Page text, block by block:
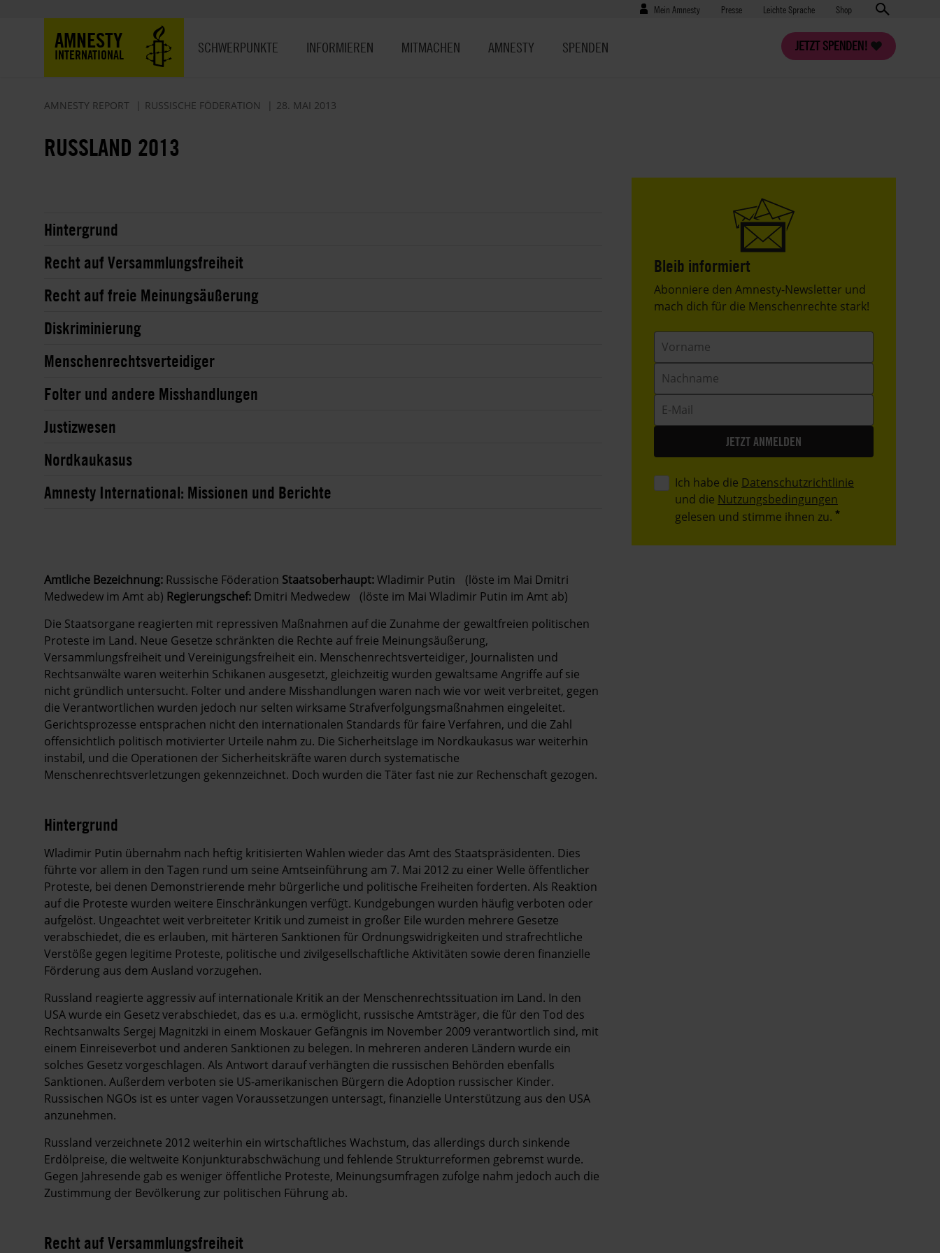
Benutzermenü
Mein Amnesty Presse
Presse Leichte Sprache Shop
AMNESTY
INTERNATIONAL
JETZT SPENDEN!
SCHWERPUNKTE INFORMIEREN MITMACHEN AMNESTY SPENDEN
AMNESTY REPORT RUSSISCHE FÖDERATION 28. MAI 2013
RUSSLAND 2013
Hintergrund
Recht auf Versammlungsfreiheit
Recht auf freie Meinungsäußerung
Diskriminierung
Menschenrechtsverteidiger
Folter und andere Misshandlungen
Justizwesen
Nordkaukasus
Amnesty International: Missionen und Berichte
Amtliche Bezeichnung: Russische Föderation Staatsoberhaupt:Wladimir Putin (löste im Mai Dmitri
Medwedew im Amt ab) Regierungschef: Dmitri Medwedew (löste im Mai Wladimir Putin im Amt ab)
Die Staatsorgane reagierten mit repressiven Maßnahmen auf die Zunahme der gewaltfreien politischen
Proteste im Land. Neue Gesetze schränkten die Rechte auf freie Meinungsäußerung,
Versammlungsfreiheit und Vereinigungsfreiheit ein. Menschenrechtsverteidiger, Journalisten und
Rechtsanwälte waren weiterhin Schikanen ausgesetzt, gleichzeitig wurden gewaltsame Angriffe auf sie
nicht gründlich untersucht. Folter und andere Misshandlungen waren nach wie vor weit verbreitet, gegen
die Verantwortlichen wurden jedoch nur selten wirksame Strafverfolgungsmaßnahmen eingeleitet.
Gerichtsprozesse entsprachen nicht den internationalen Standards für faire Verfahren, und die Zahl
offensichtlich politisch motivierter Urteile nahm zu. Die Sicherheitslage im Nordkaukasus war weiterhin
instabil, und die Operationen der Sicherheitskräfte waren durch systematische
Menschenrechtsverletzungen gekennzeichnet. Doch wurden die Täter fast nie zur Rechenschaft gezogen.
Hintergrund
Wladimir Putin übernahm nach heftig kritisierten Wahlen wieder das Amt des Staatspräsidenten. Dies
führte vor allem in den Tagen rund um seine Amtseinführung am 7. Mai 2012 zu einer Welle öffentlicher
Proteste, bei denen Demonstrierende mehr bürgerliche und politische Freiheiten forderten. Als Reaktion
auf die Proteste wurden weitere Einschränkungen verfügt. Kundgebungen wurden häufig verboten oder
aufgelöst. Ungeachtet weit verbreiteter Kritik und zumeist in großer Eile wurden mehrere Gesetze
verabschiedet, die es erlauben, mit härteren Sanktionen für Ordnungswidrigkeiten und strafrechtliche
Verstöße gegen legitime Proteste, politische und zivilgesellschaftliche Aktivitäten sowie deren finanzielle
Förderung aus dem Ausland vorzugehen.
Russland reagierte aggressiv auf internationale Kritik an der Menschenrechtssituation im Land. In den
USA wurde ein Gesetz verabschiedet, das es u.a. ermöglicht, russische Amtsträger, die für den Tod des
Rechtsanwalts Sergej Magnitzki in einem Moskauer Gefängnis im November 2009 verantwortlich sind, mit
einem Einreiseverbot und anderen Sanktionen zu belegen. In mehreren anderen Ländern wurde ein
solches Gesetz vorgeschlagen. Als Antwort darauf verhängten die russischen Behörden ebenfalls
Sanktionen. Außerdem verboten sie US-amerikanischen Bürgern die Adoption russischer Kinder.
Russischen NGOs ist es unter vagen Voraussetzungen untersagt, finanzielle Unterstützung aus den USA
anzunehmen.
Russland verzeichnete 2012 weiterhin ein wirtschaftliches Wachstum, das allerdings durch sinkende
Erdölpreise, die weltweite Konjunkturabschwächung und fehlende Strukturreformen gebremst wurde.
Gegen Jahresende gab es weniger öffentliche Proteste, Meinungsumfragen zufolge nahm jedoch auch die
Zustimmung der Bevölkerung zur politischen Führung ab.
Recht auf Versammlungsfreiheit
Bleib informiert
Header
Text
Abonniere den Amnesty-Newsletter und
mach dich für die Menschenrechte stark!
Vorname
Nachname
E-
Mail
Ich habe die Datenschutzrichtlinie
und die Nutzungsbedingungen
gelesen und stimme ihnen zu.